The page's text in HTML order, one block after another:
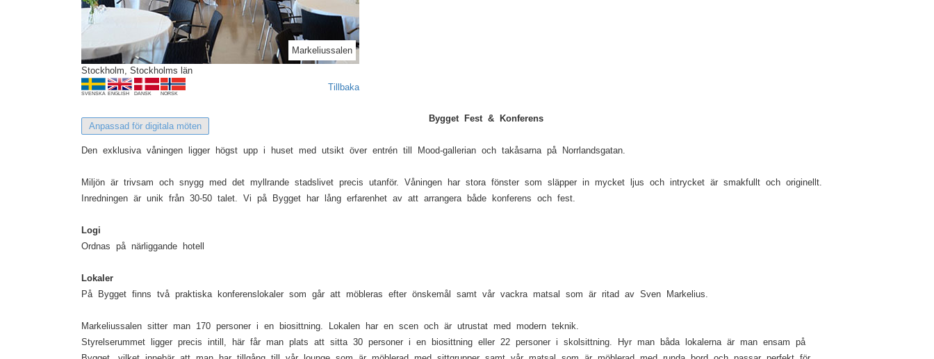
Markeliussalen
Stockholm, Stockholms län
SVENSKA ENGLISH DANSK NORSK
Tillbaka
Anpassad för digitala möten
Bygget Fest & Konferens
Den exklusiva våningen ligger högst upp i huset med utsikt över entrén till Mood-gallerian och takåsarna på Norrlandsgatan.
Miljön är trivsam och snygg med det myllrande stadslivet precis utanför. Våningen har stora fönster som släpper in mycket ljus och intrycket är smakfullt och originellt.
Inredningen är unik från 30-50 talet. Vi på Bygget har lång erfarenhet av att arrangera både konferens och fest.
Logi
Ordnas på närliggande hotell
Lokaler
På Bygget finns två praktiska konferenslokaler som går att möbleras efter önskemål samt vår vackra matsal som är ritad av Sven Markelius.
Markeliussalen sitter man 170 personer i en biosittning. Lokalen har en scen och är utrustat med modern teknik.
Styrelserummet ligger precis intill, här får man plats att sitta 30 personer i en biosittning eller 22 personer i skolsittning. Hyr man båda lokalerna är man ensam på